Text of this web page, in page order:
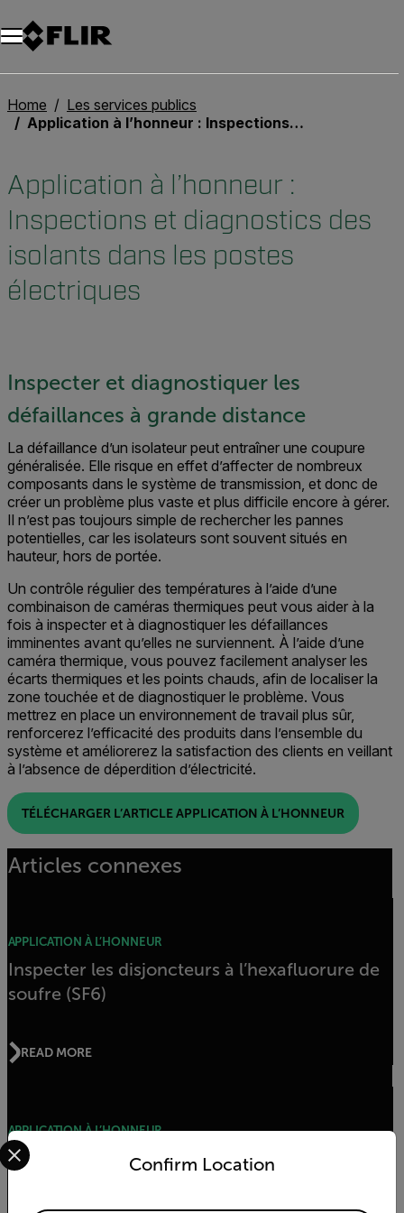
Unread messages
Modèle
Supprimer
articles
article
Ajouter au panier
Ajouté au panier
Home
Les services publics
Application à l’honneur : Inspections et diagnostics des isolants dans les postes électriques
Application à l’honneur :
Inspections et diagnostics des
isolants dans les postes
électriques
Inspecter et diagnostiquer les
défaillances à grande distance
La défaillance d’un isolateur peut entraîner une coupure
généralisée. Elle risque en effet d’affecter de nombreux
composants dans le système de transmission, et donc de
créer un problème plus vaste et plus difficile encore à gérer.
Il n’est pas toujours simple de rechercher les pannes
potentielles, car les isolateurs sont souvent situés en
hauteur, hors de portée.
Un contrôle régulier des températures à l’aide d’une
combinaison de caméras thermiques peut vous aider à la
fois à inspecter et à diagnostiquer les défaillances
imminentes avant qu’elles ne surviennent. À l’aide d’une
caméra thermique, vous pouvez facilement analyser les
écarts thermiques et les points chauds, afin de localiser la
zone touchée et de diagnostiquer le problème. Vous
mettrez en place un environnement de travail plus sûr,
renforcerez l’efficacité des produits dans l’ensemble du
système et améliorerez la satisfaction des clients en veillant
à l’absence de déperdition d’électricité.
TÉLÉCHARGER L’ARTICLE APPLICATION À L’HONNEUR
Articles connexes
APPLICATION À L’HONNEUR
Inspecter les disjoncteurs à l’hexafluorure de
soufre (SF6)
READ MORE
APPLICATION À L’HONNEUR
Changeurs de prisesConfirm Location
Select your preferred country and language from the